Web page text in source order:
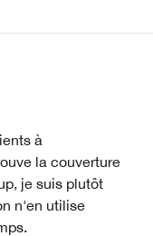
à
la couverture
je suis plutôt
n'en utilise